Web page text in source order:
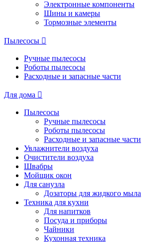
Электронные компоненты
Шины и камеры
Тормозные элементы
Пылесосы
Ручные пылесосы
Роботы пылесосы
Расходные и запасные части
Для дома
Пылесосы
Ручные пылесосы
Роботы пылесосы
Расходные и запасные части
Увлажнители воздуха
Очистители воздуха
Швабры
Мойщик окон
Для санузла
Дозаторы для жидкого мыла
Техника для кухни
Для напитков
Посуда и приборы
Чайники
Кухонная техника